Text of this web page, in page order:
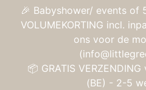
🎉 Babyshower/ events of
VOLUMEKORTING incl.
ons voor de
📦 GRATIS
(BE) - 2-5